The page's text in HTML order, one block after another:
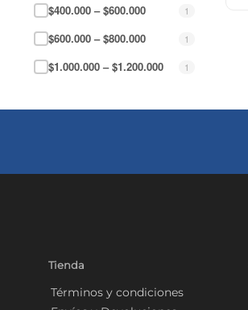
$400.000 – $600.000 1
$600.000 – $800.000 1
$1.000.000 – $1.200.000 1
Tienda
Términos y condiciones